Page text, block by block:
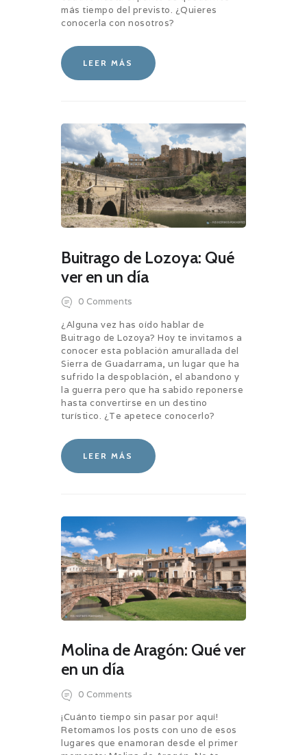
más tiempo del previsto. ¿Quieres
conocerla con nosotros?
LEER MÁS
Buitrago de Lozoya: Qué
ver en un día
0 Comments
¿Alguna vez has oído hablar de
Buitrago de Lozoya? Hoy te invitamos a
conocer esta población amurallada del
Sierra de Guadarrama, un lugar que ha
sufrido la despoblación, el abandono y
la guerra pero que ha sabido reponerse
hasta convertirse en un destino
turístico. ¿Te apetece conocerlo?
LEER MÁS
Molina de Aragón: Qué ver
en un día
0 Comments
¡Cuánto tiempo sin pasar por aquí!
Retomamos los posts con uno de esos
lugares que enamoran desde el primer